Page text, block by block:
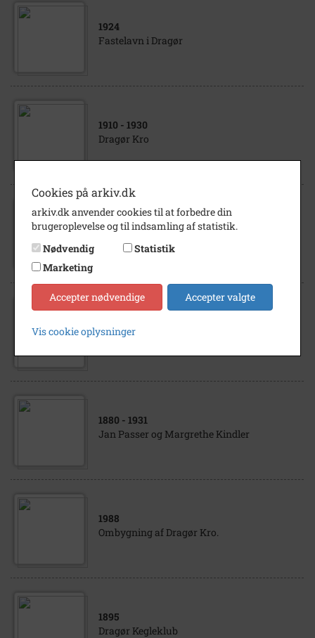
1924
Fastelavn i Dragør
1910 - 1930
Dragør Kro
1983
Dragør Musikskoles forældrekor
1880 - 1931
Jan Passer og Margrethe Kindler
1988
Ombygning af Dragør Kro.
1895
Dragør Kegleklub
Cookies på arkiv.dk
arkiv.dk anvender cookies til at forbedre din
brugeroplevelse og til indsamling af statistik.
Nødvendig
Statistik
Marketing
Accepter nødvendige Accepter valgte
Vis cookie oplysninger